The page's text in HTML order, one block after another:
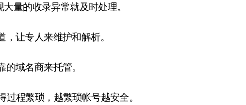
量的收录异常就及时处理。
让专人来维护和解析。
域名商来托管。
程繁琐，越繁琐帐号越安全。